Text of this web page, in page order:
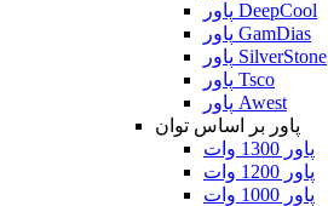
پاور DeepCool
پاور GamDias
پاور SilverStone
پاور Tsco
پاور Awest
پاور بر اساس توان
پاور 1300 وات
پاور 1200 وات
پاور 1000 وات